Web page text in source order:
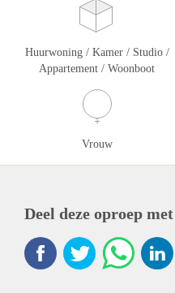
Huurwoning / Kamer / Studio /
Appartement / Woonboot
Vrouw
Deel deze oproep